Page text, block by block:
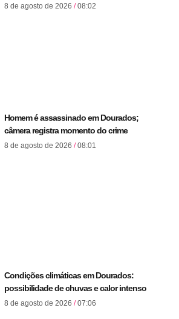
8 de agosto de 2026 08:02
Homem é assassinado em Dourados;
câmera registra momento do crime
8 de agosto de 2026 08:01
Condições climáticas em Dourados:
possibilidade de chuvas e calor intenso
8 de agosto de 2026 07:06